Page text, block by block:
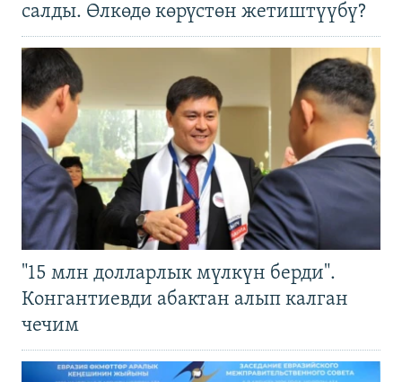
салды. Өлкөдө көрүстөн жетиштүүбү?
"15 млн долларлык мүлкүн берди".
Конгантиевди абактан алып калган
чечим